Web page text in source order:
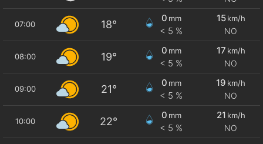
07:00 18°
0 mm
< 5 %
15 km/h
NO
08:00 19°
0 mm
< 5 %
17 km/h
NO
09:00 21°
0 mm
< 5 %
19 km/h
NO
10:00 22°
0 mm
< 5 %
21 km/h
NO